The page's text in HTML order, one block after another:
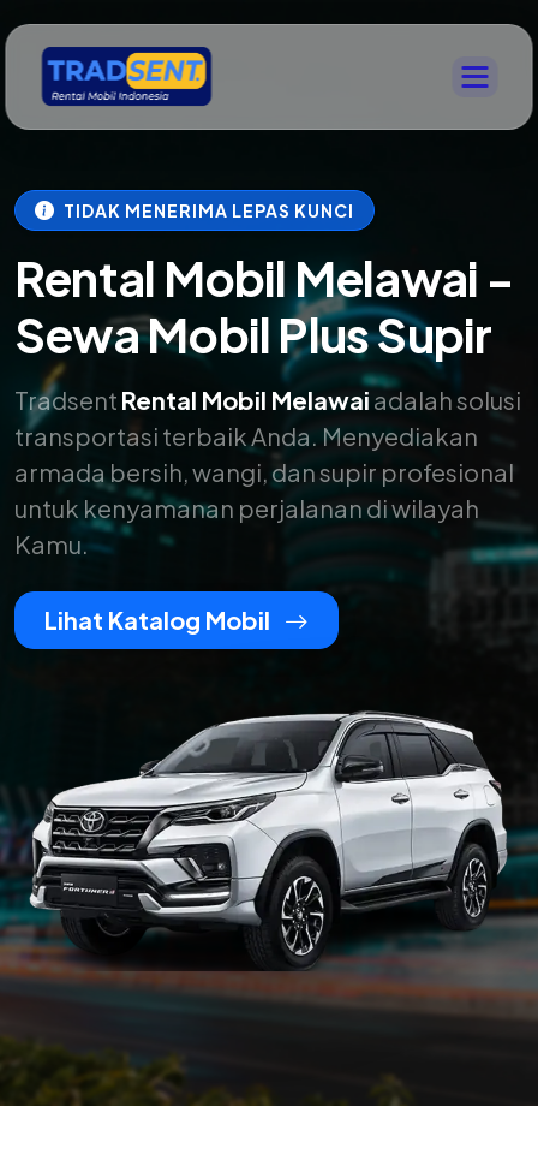
TIDAK MENERIMA LEPAS KUNCI
Rental Mobil Melawai -
Sewa Mobil Plus Supir
Tradsent Rental Mobil Melawai adalah solusi
transportasi terbaik Anda. Menyediakan
armada bersih, wangi, dan supir profesional
untuk kenyamanan perjalanan di wilayah
Kamu.
Lihat Katalog Mobil